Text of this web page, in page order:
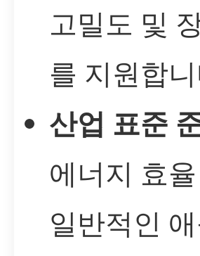
고밀도 및
를 지원합
산업 표준
에너지 효
일반적인